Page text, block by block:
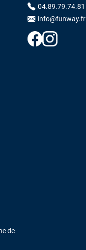
de
04.89.79.74.81
info@funway.fr
service. L'envoi a
roa.